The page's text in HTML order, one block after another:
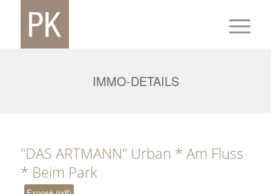
IMMO-DETAILS
"DAS ARTMANN" Urban * Am Fluss
* Beim Park